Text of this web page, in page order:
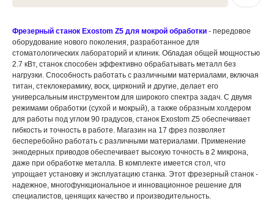
Фрезерный станок Exostom Z5 для мокрой обработки - передовое
оборудование нового поколения, разработанное для
стоматологических лабораторий и клиник. Обладая общей мощностью
2.7 кВт, станок способен эффективно обрабатывать металл без
нагрузки. Способность работать с различными материалами, включая
титан, стеклокерамику, воск, цирконий и другие, делает его
универсальным инструментом для широкого спектра задач. С двумя
режимами обработки (сухой и мокрый), а также образным холдером
для работы под углом 90 градусов, станок Exostom Z5 обеспечивает
гибкость и точность в работе. Магазин на 17 фрез позволяет
бесперебойно работать с различными материалами. Применение
энкодерных приводов обеспечивает высокую точность в 2 микрона,
даже при обработке металла. В комплекте имеется стол, что
упрощает установку и эксплуатацию станка. Этот фрезерный станок -
надежное, многофункциональное и инновационное решение для
специалистов, ценящих качество и производительность.